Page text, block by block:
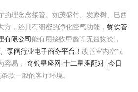
的理念念接管。如茂盛竹、发家树、巴西
方，还具有细密的净化空气功能， 餐饮管
有限公司能有用接收甲醛等无益物资，
泵阀行业电子商务平台！ 改善室内空气
容易， 奇银星座网-十二星座配对_今日
款一般的客厅环境。